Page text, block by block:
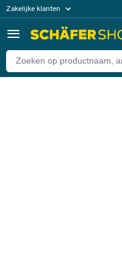
Zakelijke klanten
Particuliere klanten
Terug